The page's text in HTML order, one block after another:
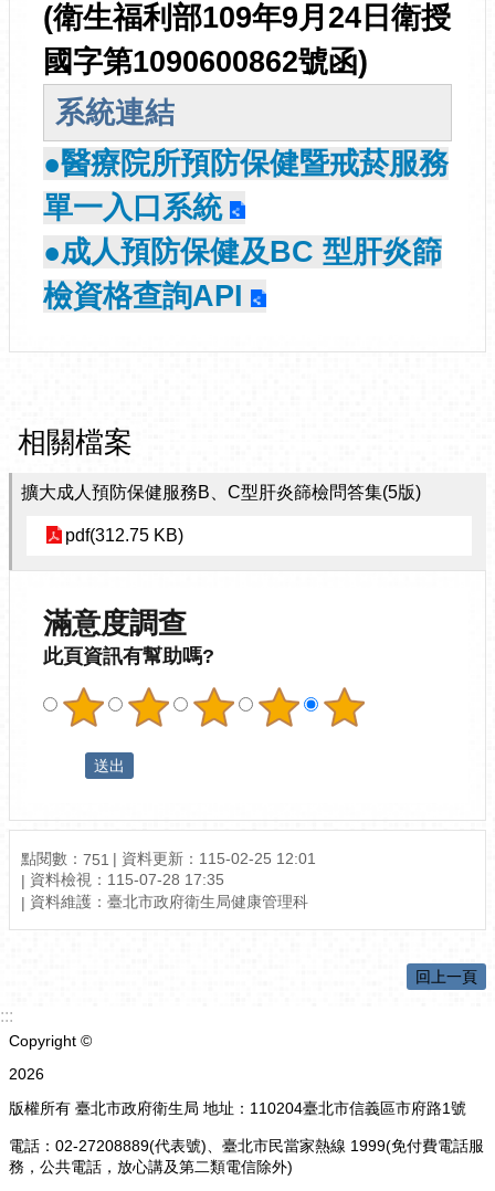
(衛生福利部109年9月24日衛授
國字第1090600862號函)
系統連結
●醫療院所預防保健暨戒菸服務
單一入口系統
●成人預防保健及BC 型肝炎篩
檢資格查詢API
相關檔案
擴大成人預防保健服務B、C型肝炎篩檢問答集(5版)
pdf(312.75 KB)
滿意度調查
此頁資訊有幫助嗎?
點閱數： 751 資料更新： 115-02-25 12:01
資料檢視： 115-07-28 17:35
資料維護： 臺北市政府衛生局健康管理科
回上一頁
:::
Copyright ©
2026
版權所有 臺北市政府衛生局 地址：110204臺北市信義區市府路1號
電話：02-27208889(代表號)、臺北市民當家熱線 1999(免付費電話服
務，公共電話，放心講及第二類電信除外)